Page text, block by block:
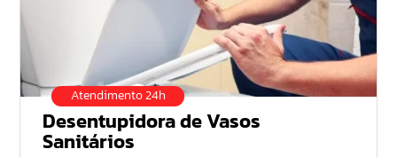
Atendimento 24h
Desentupidora de Vasos
Sanitários